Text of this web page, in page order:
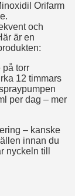
Orifarm
och
är en
på torr
12 timmars
per dag – mer
– kanske
innan du
nyckeln till